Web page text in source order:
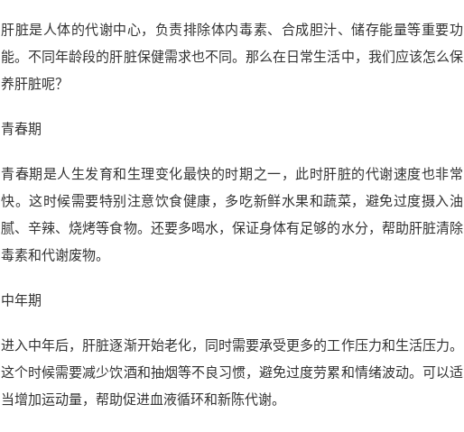
肝脏是人体的代谢中心，负责排除体内毒素、合成胆汁、储存能量等重要功
能。不同年龄段的肝脏保健需求也不同。那么在日常生活中，我们应该怎么保
养肝脏呢？
青春期
青春期是人生发育和生理变化最快的时期之一，此时肝脏的代谢速度也非常
快。这时候需要特别注意饮食健康，多吃新鲜水果和蔬菜，避免过度摄入油
腻、辛辣、烧烤等食物。还要多喝水，保证身体有足够的水分，帮助肝脏清除
毒素和代谢废物。
中年期
进入中年后，肝脏逐渐开始老化，同时需要承受更多的工作压力和生活压力。
这个时候需要减少饮酒和抽烟等不良习惯，避免过度劳累和情绪波动。可以适
当增加运动量，帮助促进血液循环和新陈代谢。